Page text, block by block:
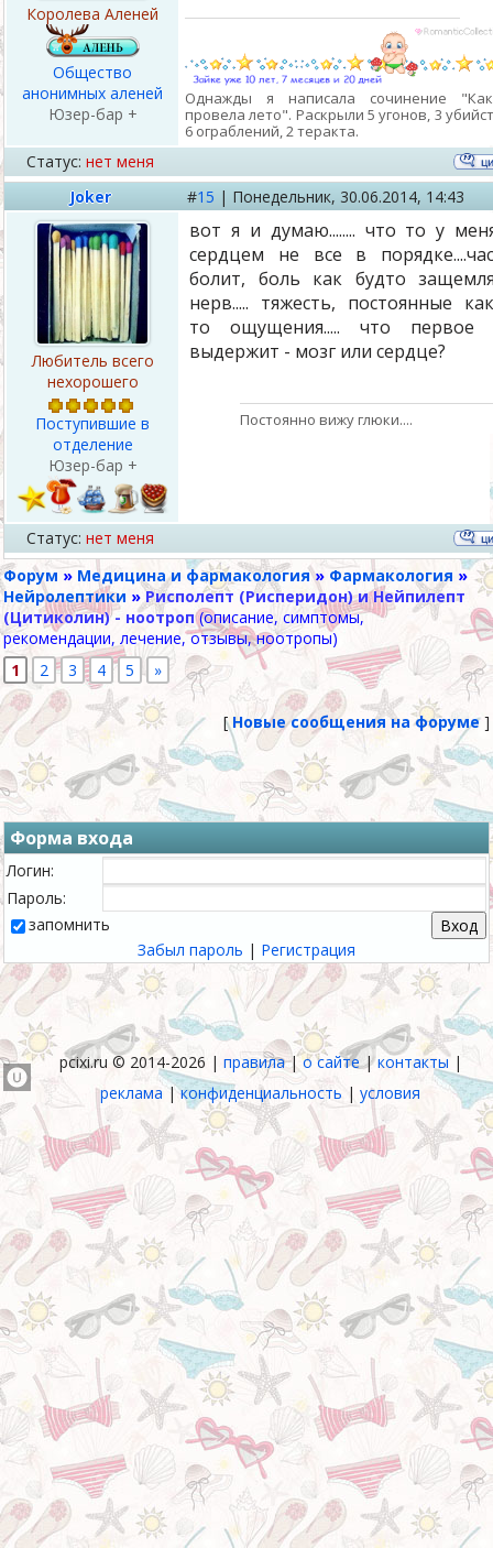
Королева Аленей
Общество
анонимных аленей
Юзер-бар +
Однажды я написала сочинение
провела лето". Раскрыли 5 угонов, 3
6 ограблений, 2 теракта.
Статус: нет меня
Joker
#15 | Понедельник, 30.06.2014, 14:43
Любитель всего
нехорошего
Поступившие в
отделение
Юзер-бар +
вот я и думаю........ что то у
сердцем не все в
болит, боль как будто
нерв..... тяжесть, постоянные
то ощущения..... что первое
выдержит - мозг или сердце?
Постоянно вижу глюки....
Статус: нет меня
Форум » Медицина и фармакология » Фармакология »
Нейролептики » Рисполепт (Рисперидон) и Нейпилепт
(Цитиколин) - ноотроп (описание, симптомы,
рекомендации, лечение, отзывы, ноотропы)
1
2 3 4 5 »
[Новые сообщения на форуме]
Форма входа
Логин:
Пароль:
запомнить
Забыл пароль | Регистрация
pcixi.ru © 2014-2026 | правила|о сайте|контакты|
реклама |конфиденциальность | условия